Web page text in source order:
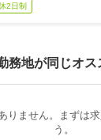
2日制
務地が同じオス
りません。まずは
う。